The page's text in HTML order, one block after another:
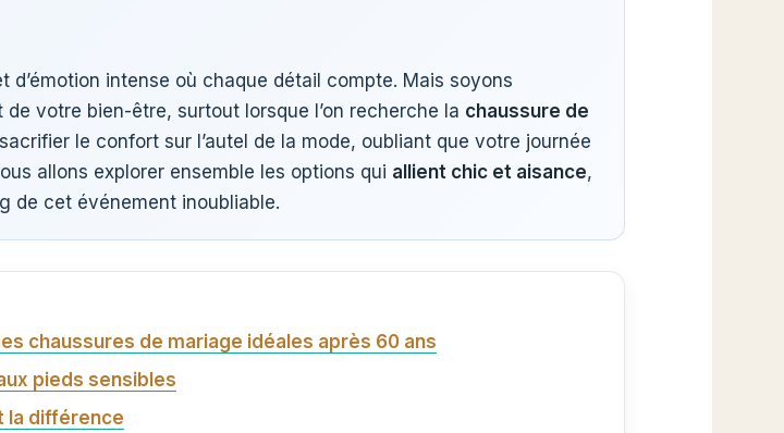
intense où chaque détail compte. Mais soyons
votre bien-être, surtout lorsque l’on recherche la chaussure de
le confort sur l’autel de la mode, oubliant que votre journée
allons explorer ensemble les options qui allient chic et aisance,
de cet événement inoubliable.
chaussures de mariage idéales après 60 ans
pieds sensibles
la différence